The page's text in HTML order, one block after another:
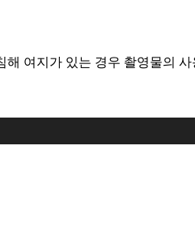
여지가 있는 경우 촬영물의